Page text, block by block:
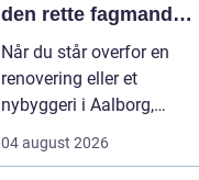
den rette fagmand
til dit næste projekt
Når du står overfor en
renovering eller et
nybyggeri i Aalborg,
stor rolle for både
04 august 2026